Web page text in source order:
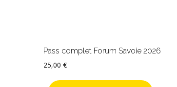
Pass complet Forum Savoie 2026
25,00 €